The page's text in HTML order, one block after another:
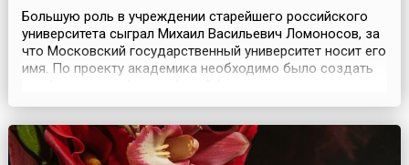
Большую роль в учреждении старейшего российского
университета сыграл Михаил Васильевич Ломоносов, за
что Московский государственный университет носит его
имя. По проекту академика необходимо было создать
обязательный для всех студентов), медицинский и
Преподавание предполагалось вести на двух языках:
лат...